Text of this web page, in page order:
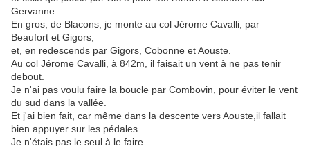
Gervanne.
En gros, de Blacons, je monte au col Jérome Cavalli, par
Beaufort et Gigors,
et, en redescends par Gigors, Cobonne et Aouste.
Au col Jérome Cavalli, à 842m, il faisait un vent à ne pas tenir
debout.
Je n'ai pas voulu faire la boucle par Combovin, pour éviter le vent
du sud dans la vallée.
Et j'ai bien fait, car même dans la descente vers Aouste,il fallait
bien appuyer sur les pédales.
Je n'étais pas le seul à le faire..